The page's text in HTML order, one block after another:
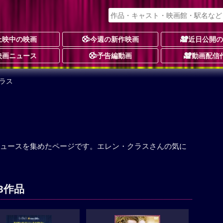
映中の映画 今週の新作映画 近日公開
画ニュース 予告編動画 動画配信
ス
ースを集めたページです。エレン・クラスさんの気に
作品